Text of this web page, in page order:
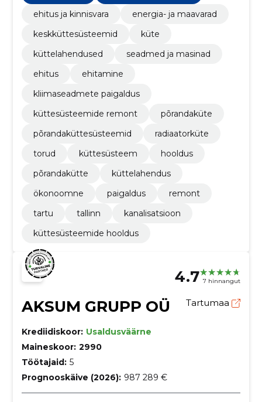
ehitus ja kinnisvara
energia- ja maavarad
keskküttesüsteemid
küte
küttelahendused
seadmed ja masinad
ehitus
ehitamine
kliimaseadmete paigaldus
küttesüsteemide remont
põrandaküte
põrandaküttesüsteemid
radiaatorküte
torud
küttesüsteem
hooldus
põrandakütte
küttelahendus
ökonoomne
paigaldus
remont
tartu
tallinn
kanalisatsioon
küttesüsteemide hooldus
4.7 7 hinnangut
AKSUM GRUPP OÜ Tartumaa
Krediidiskoor: Usaldusväärne
Maineskoor: 2990
Töötajaid: 5
Prognooskäive (2026): 987 289 €